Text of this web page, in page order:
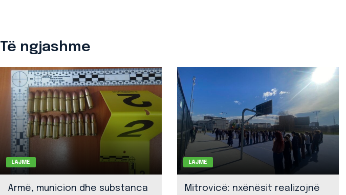
Të ngjashme
LAJME
Armë, municion dhe substanca
LAJME
Mitrovicë: nxënësit realizojnë